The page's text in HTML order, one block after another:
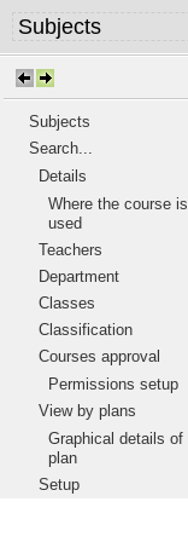
Subjects
Search...
Details
Where the course is
used
Teachers
Department
Classes
Classification
Courses approval
Permissions setup
View by plans
Graphical details of
plan
Setup